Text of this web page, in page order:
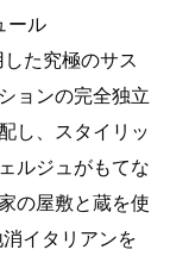
ール
た究極のサス
ョンの完全独立
し、スタイリッ
ルジュがもてな
の屋敷と蔵を使
イタリアンを